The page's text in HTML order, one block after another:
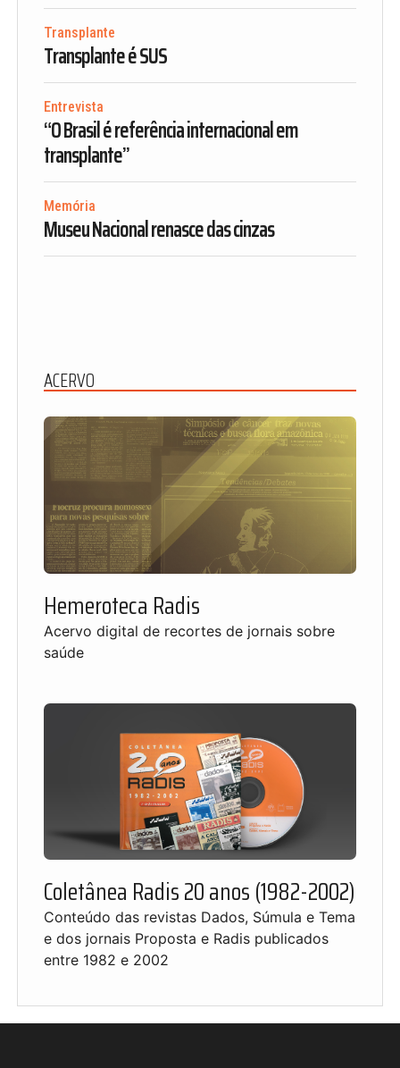
Transplante
Transplante é SUS
Entrevista
“O Brasil é referência internacional em
transplante”
Memória
Museu Nacional renasce das cinzas
ACERVO
Hemeroteca Radis
Acervo digital de recortes de jornais sobre
saúde
Coletânea Radis 20 anos (1982-2002)
Conteúdo das revistas Dados, Súmula e Tema
e dos jornais Proposta e Radis publicados
entre 1982 e 2002